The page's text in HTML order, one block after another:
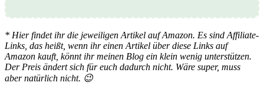
* Hier findet ihr die jeweiligen Artikel auf Amazon. Es sind Affiliate-
Links, das heißt, wenn ihr einen Artikel über diese Links auf
Amazon kauft, könnt ihr meinen Blog ein klein wenig unterstützen.
Der Preis ändert sich für euch dadurch nicht. Wäre super, muss
aber natürlich nicht. 😉